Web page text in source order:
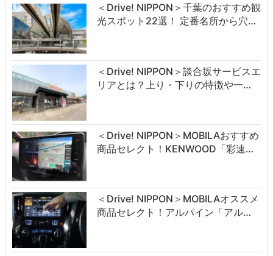
＜Drive! NIPPON＞千葉のおすすめ観
光スポット22選！ 定番名所から穴…
＜Drive! NIPPON＞談合坂サービスエ
リアとは？上り・下りの特徴や一…
＜Drive! NIPPON＞MOBILAおすすめ
商品セレクト！KENWOOD「彩速…
＜Drive! NIPPON＞MOBILAオススメ
商品セレクト！アルパイン「アル…